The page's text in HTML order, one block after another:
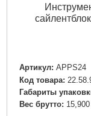
Артикул: APPS24
Код товара:
Габариты
Вес брутто: 15,900